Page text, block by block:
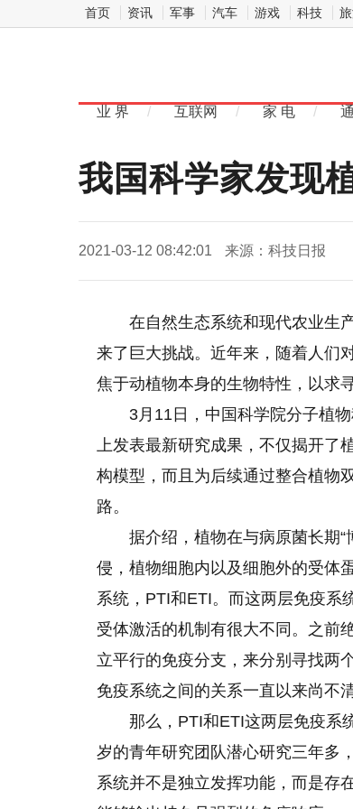
首页 资讯 军事 汽车 游戏 科技
华网科
业 界 / 互联网 / 家 电 /
我国科学家发现
2021-03-12 08:42:01 来源：科技日报
在自然生态系统和现代农业生
来了巨大挑战。近年来，随着人们
焦于动植物本身的生物特性，以求
3月11日，中国科学院分子植
上发表最新研究成果，不仅揭开了
构模型，而且为后续通过整合植物
路。
据介绍，植物在与病原菌长期
侵，植物细胞内以及细胞外的受体
系统，PTI和ETI。而这两层免疫系
受体激活的机制有很大不同。之前
立平行的免疫分支，来分别寻找两
免疫系统之间的关系一直以来尚不清
那么，PTI和ETI这两层免疫系
岁的青年研究团队潜心研究三年多
系统并不是独立发挥功能，而是存